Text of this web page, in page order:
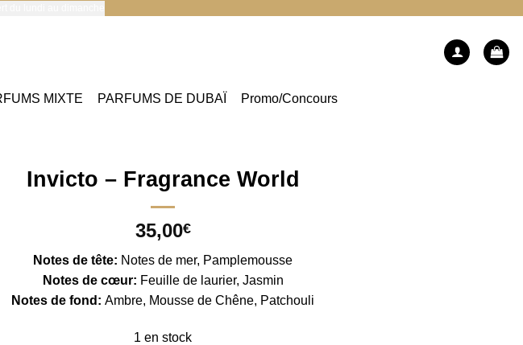
MIXTE PARFUMS DE DUBAÏ Promo/Concours
Invicto – Fragrance World
35,00€
Notes de tête: Notes de mer, Pamplemousse
Notes de cœur: Feuille de laurier, Jasmin
Notes de fond: Ambre, Mousse de Chêne, Patchouli
1 en stock